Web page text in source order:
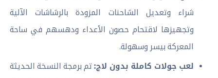
شراء وتعديل الشاحنات المزودة بالرشاشات الآلية
وتجهيزها لاقتحام حصون الأعداء ودهسهم في ساحة
المعركة بيسر وسهولة.
لعب جولات كاملة بدون لاج: تم برمجة النسخة الحديثة